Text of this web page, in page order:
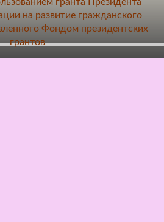
на развитие гражданского
Фондом президентских
грантов